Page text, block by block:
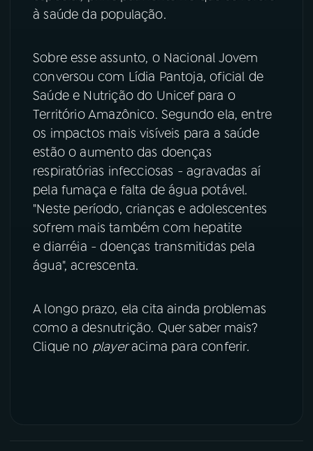
Instagram
à saúde da população.
Sobre esse assunto, o Nacional Jovem
conversou com Lídia Pantoja, oficial de
Saúde e Nutrição do Unicef para o
Território Amazônico. Segundo ela, entre
os impactos mais visíveis para a saúde
estão o aumento das doenças
respiratórias infecciosas - agravadas aí
pela fumaça e falta de água potável.
"Neste período, crianças e adolescentes
sofrem mais também com hepatite
e diarréia - doenças transmitidas pela
água", acrescenta.
A longo prazo, ela cita ainda problemas
como a desnutrição. Quer saber mais?
Clique no playeracima para conferir.